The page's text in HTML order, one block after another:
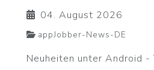
04. August 2026
appJobber-News-DE
Neuheiten unter Android -